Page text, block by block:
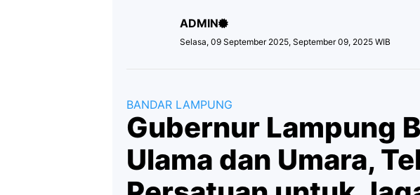
ADMIN
Selasa, 09 September 2025, September 09, 2025 WIB
BANDAR LAMPUNG
Gubernur Lampung
Ulama dan Umara,